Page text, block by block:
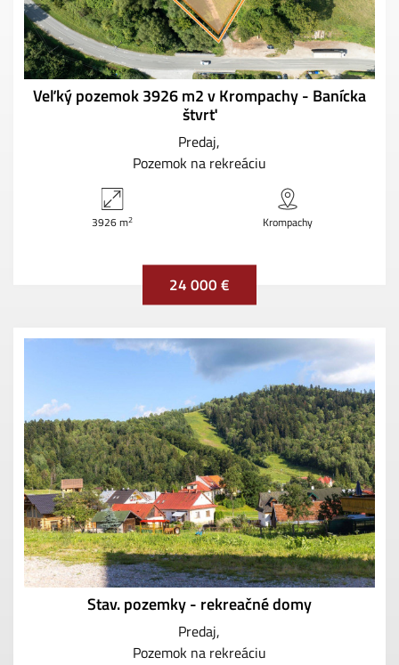
Veľký pozemok 3926 m2 v Krompachy - Banícka
štvrť
Predaj
Pozemok na rekreáciu
3926 m2 Krompachy
24 000 €
Stav. pozemky - rekreačné domy
Predaj
Pozemok na rekreáciu